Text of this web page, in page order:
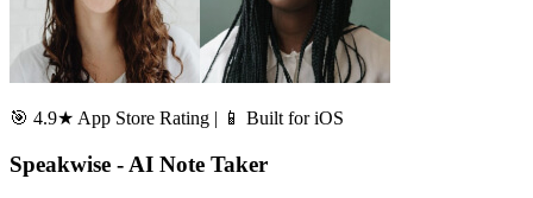
🎯 4.9★ App Store Rating | 📱 Built for iOS
Speakwise - AI Note Taker